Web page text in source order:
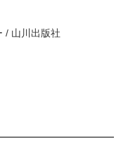
/ 山川出版社